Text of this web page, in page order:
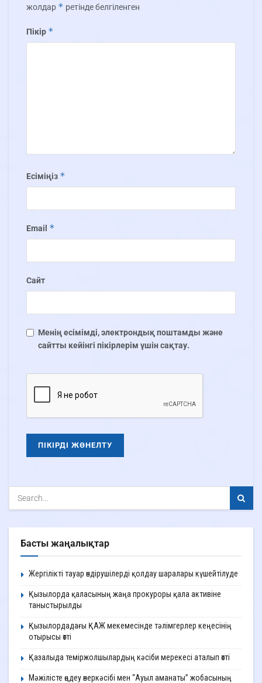
жолдар * ретінде белгіленген
Пікір *
Есіміңіз *
Email *
Сайт
Менің есімімді, электрондық поштамды және
сайтты кейінгі пікірлерім үшін сақтау.
Басты жаңалықтар
Жергілікті тауар өндірушілерді қолдау шаралары күшейтілуде
Қызылорда қаласының жаңа прокуроры қала активіне
таныстырылды
Қызылордадағы ҚАЖ мекемесінде тәлімгерлер кеңесінің
отырысы өтті
Қазалыда теміржолшылардың кәсіби мерекесі аталып өтті
Мәжілісте өңдеу өнеркәсібі мен “Ауыл аманаты” жобасының